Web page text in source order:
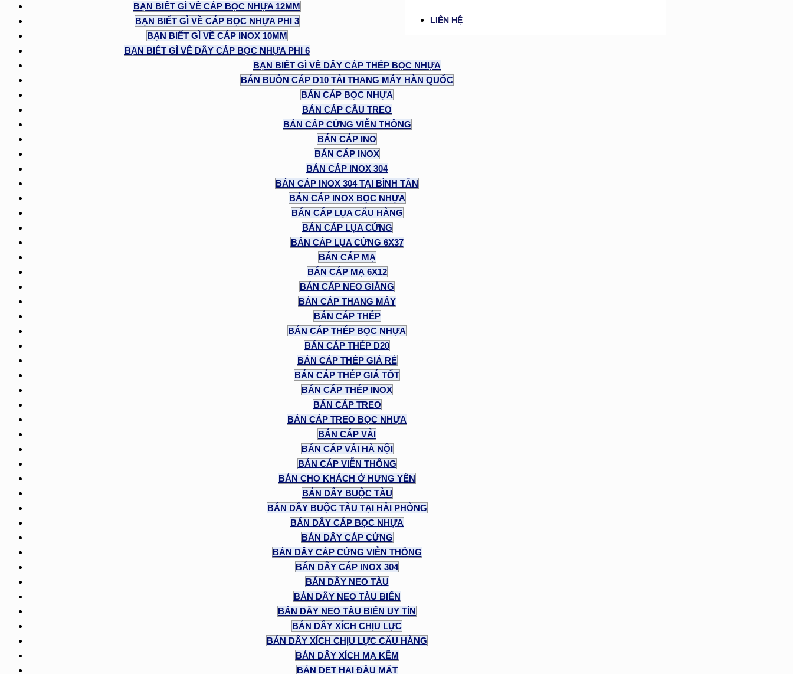
LIÊN HỆ
BẠN BIẾT GÌ VỀ CÁP BỌC NHỰA 12MM
BẠN BIẾT GÌ VỀ CÁP BỌC NHỰA PHI 3
BẠN BIẾT GÌ VỀ CÁP INOX 10MM
BẠN BIẾT GÌ VỀ DÂY CÁP BỌC NHỰA PHI 6
BẠN BIẾT GÌ VỀ DÂY CÁP THÉP BỌC NHỰA
BÁN BUÔN CÁP D10 TẢI THANG MÁY HÀN QUỐC
BÁN CÁP BỌC NHỰA
BÁN CÁP CẦU TREO
BÁN CÁP CỨNG VIỄN THÔNG
BÁN CÁP INO
BÁN CÁP INOX
BÁN CÁP INOX 304
BÁN CÁP INOX 304 TẠI BÌNH TÂN
BÁN CÁP INOX BỌC NHỰA
BÁN CÁP LỤA CẨU HÀNG
BÁN CÁP LỤA CỨNG
BÁN CÁP LỤA CỨNG 6X37
BÁN CÁP MẠ
BÁN CÁP MẠ 6X12
BÁN CÁP NEO GIẰNG
BÁN CÁP THANG MÁY
BÁN CÁP THÉP
BÁN CÁP THÉP BỌC NHỰA
BÁN CÁP THÉP D20
BÁN CÁP THÉP GIÁ RẺ
BÁN CÁP THÉP GIÁ TỐT
BÁN CÁP THÉP INOX
BÁN CÁP TREO
BÁN CÁP TREO BỌC NHỰA
BÁN CÁP VẢI
BÁN CÁP VẢI HÀ NỘI
BÁN CÁP VIỄN THÔNG
BÁN CHO KHÁCH Ở HƯNG YÊN
BÁN DÂY BUỘC TÀU
BÁN DÂY BUỘC TÀU TẠI HẢI PHÒNG
BÁN DÂY CÁP BỌC NHỰA
BÁN DÂY CÁP CỨNG
BÁN DÂY CÁP CỨNG VIỄN THÔNG
BÁN DÂY CÁP INOX 304
BÁN DÂY NEO TÀU
BÁN DÂY NEO TÀU BIỂN
BÁN DÂY NEO TÀU BIỂN UY TÍN
BÁN DÂY XÍCH CHỊU LỰC
BÁN DÂY XÍCH CHỊU LỰC CẨU HÀNG
BÁN DÂY XÍCH MẠ KẼM
BẢN DẸT HAI ĐẦU MẮT